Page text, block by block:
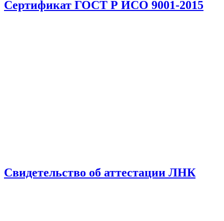
Сертификат ГОСТ Р ИСО 9001-2015
Свидетельство об аттестации ЛНК